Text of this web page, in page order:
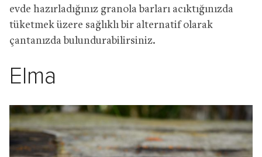
evde hazırladığınız granola barları acıktığınızda
tüketmek üzere sağlıklı bir alternatif olarak
çantanızda bulundurabilirsiniz.
Elma